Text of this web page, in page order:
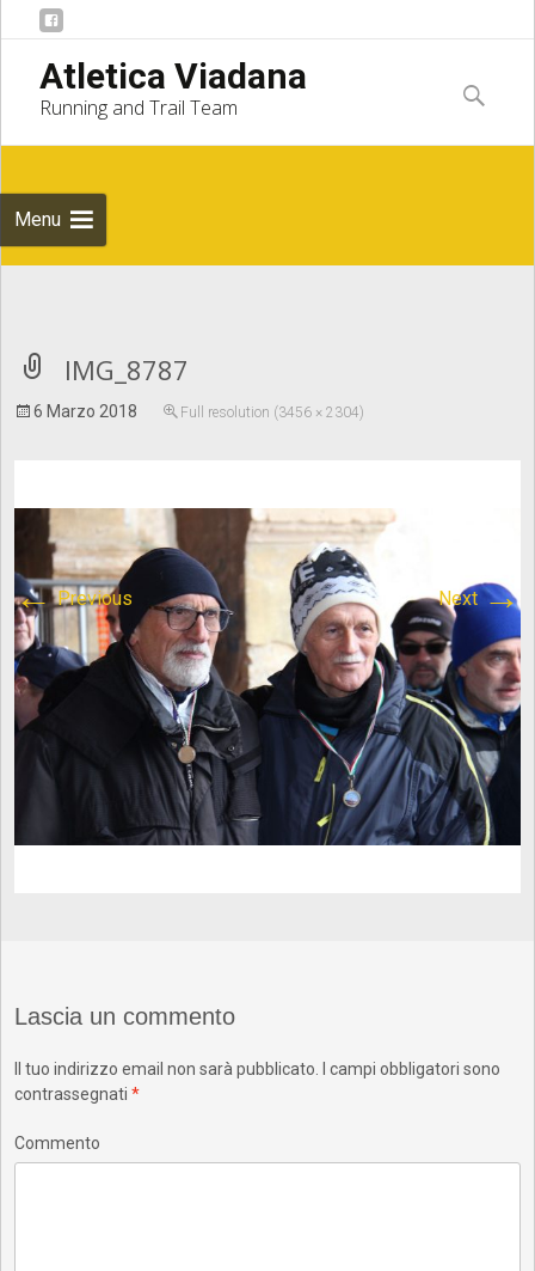
Atletica Viadana
Running and Trail Team
Menu
content
Ricerca
per:
content/plugins/breadcrumb-
navxt/class.bcn_breadcrumb_trail.phpon line 1013
IMG_8787
IMG_8787
6 Marzo 2018 Full resolution (3456 × 2304)
←Previous Next→
Lascia un commento
Il tuo indirizzo email non sarà pubblicato. I campi obbligatori sono
contrassegnati*
Commento